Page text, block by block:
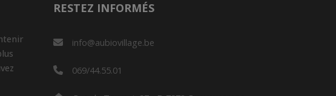
RESTEZ INFORMÉS
info@aubiovillage.be
069/44.55.01